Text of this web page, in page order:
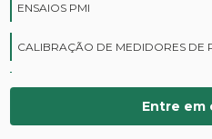
ENSAIOS PMI
CALIBRAÇÃO DE MEDIDORES DE
CURSOS DE PROTEÇÃO
DIGITALIZAÇÃO DE FILMES
Entre